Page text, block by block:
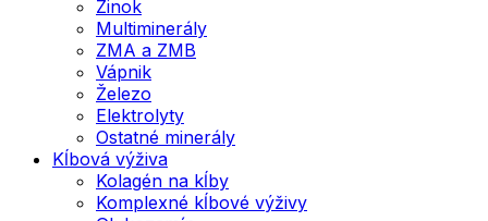
Zinok
Multiminerály
ZMA a ZMB
Vápnik
Železo
Elektrolyty
Ostatné minerály
Kĺbová výživa
Kolagén na kĺby
Komplexné kĺbové výživy